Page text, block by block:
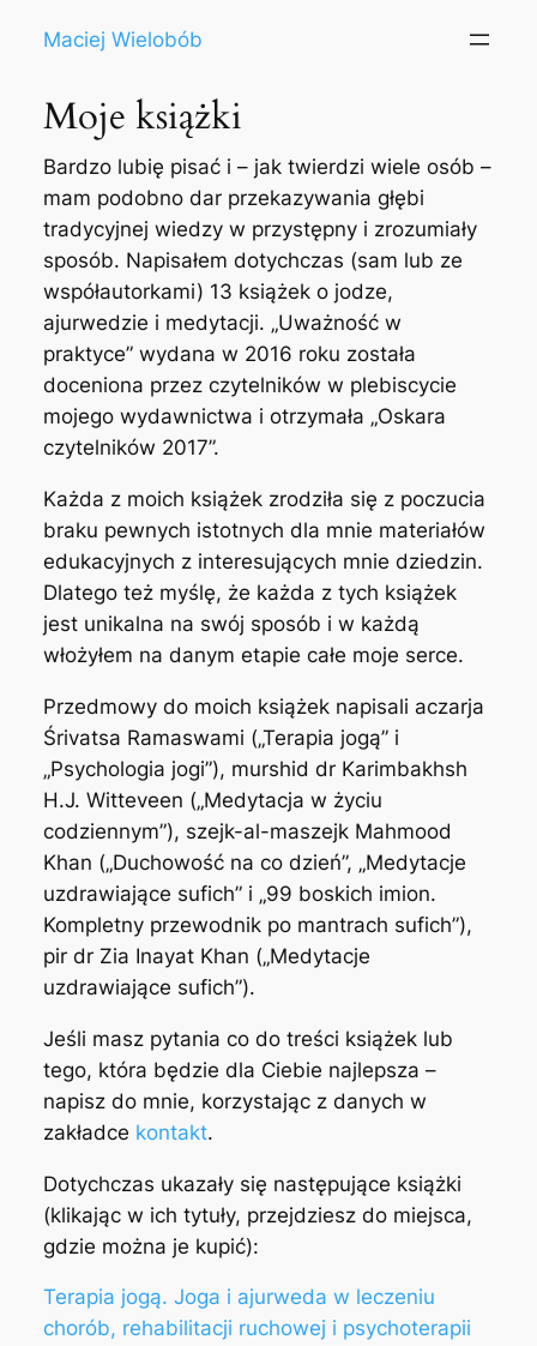
Maciej Wielobób
Moje książki
Bardzo lubię pisać i – jak twierdzi wiele osób –
mam podobno dar przekazywania głębi
tradycyjnej wiedzy w przystępny i zrozumiały
sposób. Napisałem dotychczas (sam lub ze
współautorkami) 13 książek o jodze,
ajurwedzie i medytacji. „Uważność w
praktyce” wydana w 2016 roku została
doceniona przez czytelników w plebiscycie
mojego wydawnictwa i otrzymała „Oskara
czytelników 2017”.
Każda z moich książek zrodziła się z poczucia
braku pewnych istotnych dla mnie materiałów
edukacyjnych z interesujących mnie dziedzin.
Dlatego też myślę, że każda z tych książek
jest unikalna na swój sposób i w każdą
włożyłem na danym etapie całe moje serce.
Przedmowy do moich książek napisali aczarja
Śrivatsa Ramaswami („Terapia jogą” i
„Psychologia jogi”), murshid dr Karimbakhsh
H.J. Witteveen („Medytacja w życiu
codziennym”), szejk-al-maszejk Mahmood
Khan („Duchowość na co dzień”, „Medytacje
uzdrawiające sufich” i „99 boskich imion.
Kompletny przewodnik po mantrach sufich”),
pir dr Zia Inayat Khan („Medytacje
uzdrawiające sufich”).
Jeśli masz pytania co do treści książek lub
tego, która będzie dla Ciebie najlepsza –
napisz do mnie, korzystając z danych w
zakładce kontakt.
Dotychczas ukazały się następujące książki
(klikając w ich tytuły, przejdziesz do miejsca,
gdzie można je kupić):
Terapia jogą. Joga i ajurweda w leczeniu
chorób, rehabilitacji ruchowej i psychoterapii